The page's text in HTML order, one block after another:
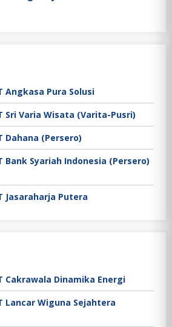
Angkasa Pura Solusi
Sri Varia Wisata (Varita-Pusri)
Dahana (Persero)
Bank Syariah Indonesia (Persero)
Jasaraharja Putera
Cakrawala Dinamika Energi
Lancar Wiguna Sejahtera